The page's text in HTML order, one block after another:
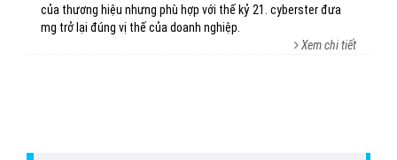
của thương hiệu nhưng phù hợp với thế kỷ 21. cyberster đưa
mg trở lại đúng vị thế của doanh nghiệp.
Xem chi tiết